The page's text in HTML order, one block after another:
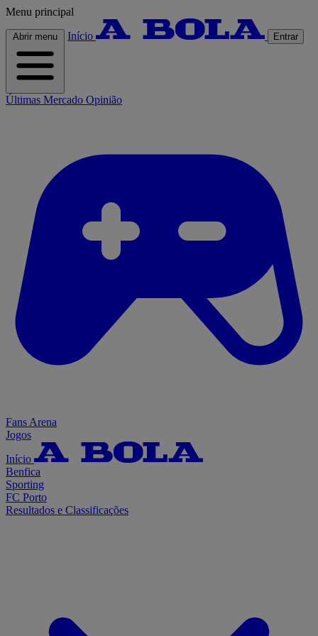
Menu principal
Abrir menu Início Entrar
Últimas Mercado Opinião
Fans Arena
Jogos
Início
Benfica
Sporting
FC Porto
Resultados e Classificações